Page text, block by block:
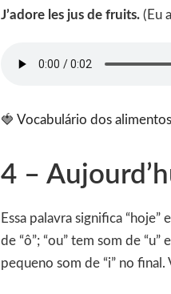
J’adore les jus de fruits. (Eu
🍓 Vocabulário dos
4 –
Essa palavra significa
de “ô”; “ou” tem som de
pequeno som de “i” no final.